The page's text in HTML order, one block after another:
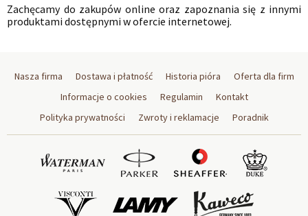
Zachęcamy do zakupów online oraz zapoznania się z innymi
produktami dostępnymi w ofercie internetowej.
Nasza firma Dostawa i płatność Historia pióra
Oferta dla firm
Informacje o cookies
Regulamin
Kontakt
Polityka prywatności
Zwroty i reklamacje Poradnik